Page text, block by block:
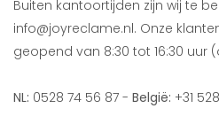
Buiten kantoortijden zijn wij te
info@joyreclame.nl. Onze
geopend van 8:30 tot 16:30 uur
NL: 0528 74 56 87 - België: +31